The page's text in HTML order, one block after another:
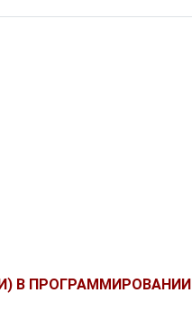
В ПРОГРАММИРОВАНИИ